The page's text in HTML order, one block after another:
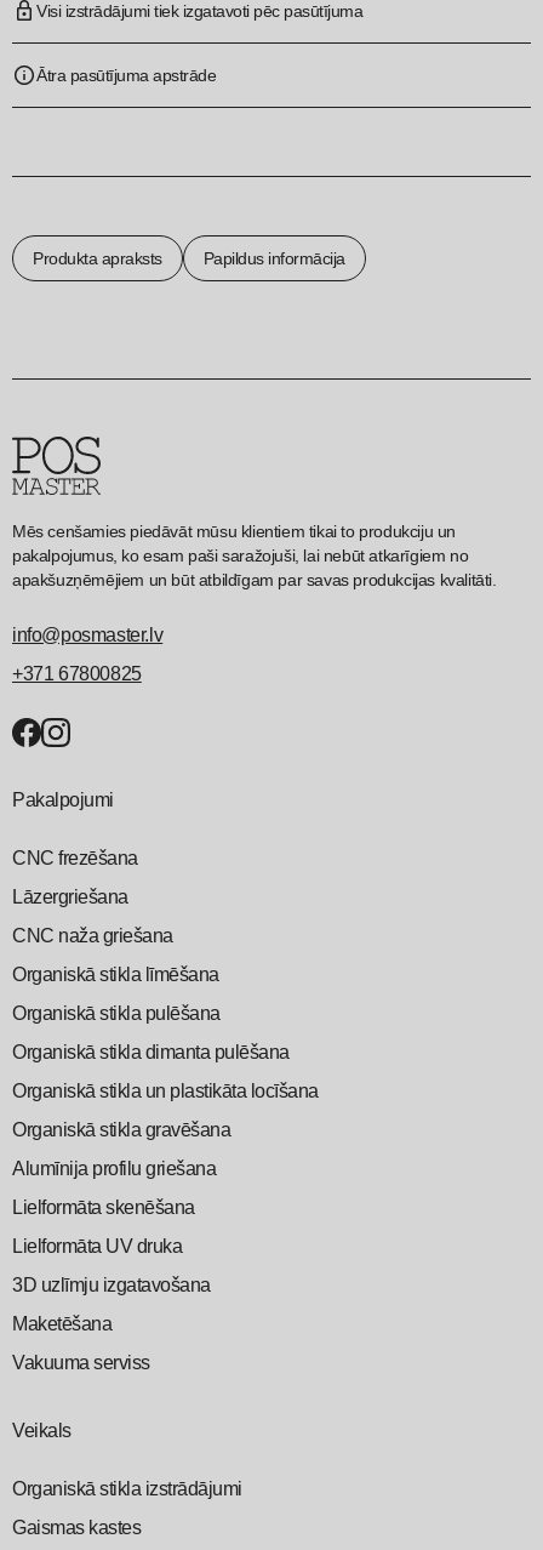
Visi izstrādājumi tiek izgatavoti pēc pasūtījuma
Ātra pasūtījuma apstrāde
Produkta apraksts Papildus informācija
Mēs cenšamies piedāvāt mūsu klientiem tikai to produkciju un
pakalpojumus, ko esam paši saražojuši, lai nebūt atkarīgiem no
apakšuzņēmējiem un būt atbildīgam par savas produkcijas kvalitāti.
info@posmaster.lv
+371 67800825
Pakalpojumi
CNC frezēšana
Lāzergriešana
CNC naža griešana
Organiskā stikla līmēšana
Organiskā stikla pulēšana
Organiskā stikla dimanta pulēšana
Organiskā stikla un plastikāta locīšana
Organiskā stikla gravēšana
Alumīnija profilu griešana
Lielformāta skenēšana
Lielformāta UV druka
3D uzlīmju izgatavošana
Maketēšana
Vakuuma serviss
Veikals
Organiskā stikla izstrādājumi
Gaismas kastes